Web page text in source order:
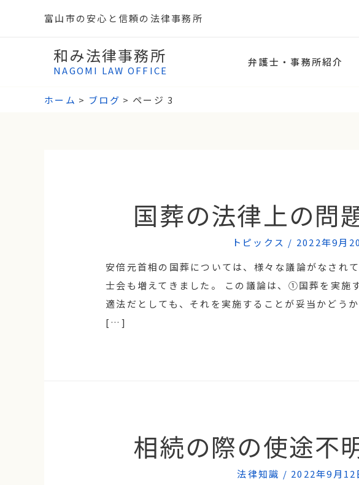
富山市の安心と信頼の法律事務所
和み法律事務所
NAGOMI LAW OFFICE
弁護士・事務所紹介
ホーム ブログ ページ 3
国葬の法律上の問
トピックス / 2022年9月
安倍元首相の国葬については、様々な議論がなされ
士会も増えてきました。 この議論は、①国葬を実施
適法だとしても、それを実施することが妥当かどう
[…]
相続の際の使途不
法律知識 / 2022年9月12